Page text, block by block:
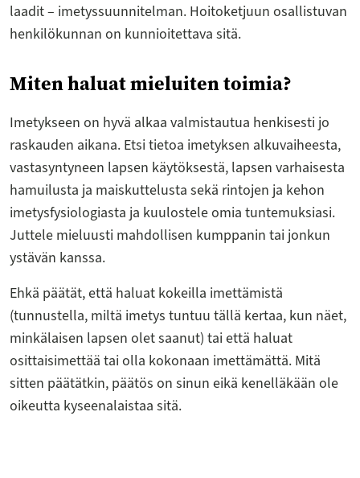
laadit – imetyssuunnitelman. Hoitoketjuun osallistuvan
henkilökunnan on kunnioitettava sitä.
Miten haluat mieluiten toimia?
Imetykseen on hyvä alkaa valmistautua henkisesti jo
raskauden aikana. Etsi tietoa imetyksen alkuvaiheesta,
vastasyntyneen lapsen käytöksestä, lapsen varhaisesta
hamuilusta ja maiskuttelusta sekä rintojen ja kehon
imetysfysiologiasta ja kuulostele omia tuntemuksiasi.
Juttele mieluusti mahdollisen kumppanin tai jonkun
ystävän kanssa.
Ehkä päätät, että haluat kokeilla imettämistä
(tunnustella, miltä imetys tuntuu tällä kertaa, kun näet,
minkälaisen lapsen olet saanut) tai että haluat
osittaisimettää tai olla kokonaan imettämättä. Mitä
sitten päätätkin, päätös on sinun eikä kenelläkään ole
oikeutta kyseenalaistaa sitä.